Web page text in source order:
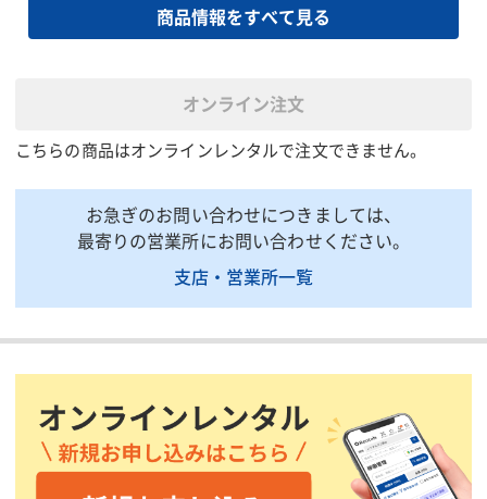
5120
荷台全幅(mm)
2000
荷台全高(mm)
350
床面地上高(mm)
1040
ダンプアップ時の高さ
ホイールベース(mm) 2795
2850
トレッド前/後(mm)
1680/1525
1665/
燃料/タンク容量(L)
軽油/100
軽油:87/
車両総重量(kg)
7995
資格等(運転)
中型(8トン限定) 中型(8
掲載されている仕様は、代表的な機種です。実際に納品されるものとは異なる場合
がございます。詳しい仕様につきましては、最寄の営業所までお問い合わせ下さ
商品情報をすべて見る
オンライン注文
こちらの商品はオンラインレンタルで注文できません。
お急ぎのお問い合わせにつきましては、
最寄りの営業所にお問い合わせください。
支店・営業所一覧